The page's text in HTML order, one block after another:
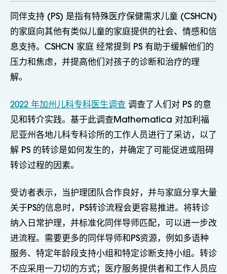
同伴支持 (PS) 是指有特殊医疗保健需求儿童 (CSHCN)
的家庭向其他有类似儿童的家庭提供的社会、情感和信
息支持。CSHCN 家庭 经常提到 PS 有助于缓解他们的
压力和焦虑，并提高他们对孩子的诊断和治疗的理
解。
2022 年加州儿科专科医生调查 调查了人们对 PS 的意
见和转介实践。基于此调查Mathematica 对加利福
尼亚州各地儿科专科诊所的工作人员进行了采访，以了
解 PS 的转诊是如何发生的，并确定了可能促进或阻碍
转诊过程的因素。
受访者表示，当护理团队合作良好，并与家庭分享大量
关于PS的信息时，PS转诊流程会更容易推进。将转诊
纳入日常护理，并标准化同伴导师匹配，可以进一步改
进流程。需要更多的同伴导师和PS资源，例如多语种
服务、特定年龄段支持小组和特定诊断支持小组。转诊
不应采用一刀切的方式；医疗服务提供者和工作人员应